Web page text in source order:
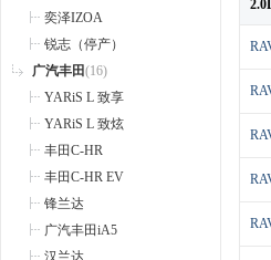
奕泽IZOA
锐志（停产）
广汽丰田(16)
YARiS L 致享
YARiS L 致炫
丰田C-HR
丰田C-HR EV
锋兰达
广汽丰田iA5
汉兰达